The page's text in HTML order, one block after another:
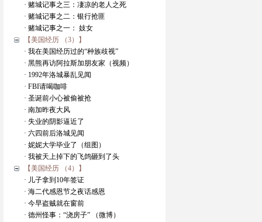
· 赌城记事之三：凄凉的老人之死
· 赌城记事之二：银行抢匪
· 赌城记事之一： 妓女
【美国经历 （3）】
· 我在美国经历过的“种族歧视”
· 黑熊再访阿拉斯加朋友家（视频）
· 1992年洛城暴乱见闻
· FBI请喝咖啡
· 圣诞前小心被偷被抢
· 南加昨夜大风
· 失业的阴影逼近了
· 六四前后洛城见闻
· 妮妮大学毕业了（组图）
· 我被天上掉下的飞鸽砸到了头
【美国经历 （4）】
· 儿子拿到10年签证
· 海二代感恩节之夜话感恩
· 今早盗贼就在窗前
· 德州怪事：“浇房子” （微博）